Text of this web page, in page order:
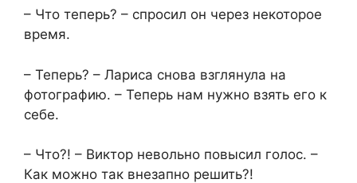
– Что теперь? – спросил он через некоторое
время.
– Теперь? – Лариса снова взглянула на
фотографию. – Теперь нам нужно взять его к
себе.
– Что?! – Виктор невольно повысил голос. –
Как можно так внезапно решить?!